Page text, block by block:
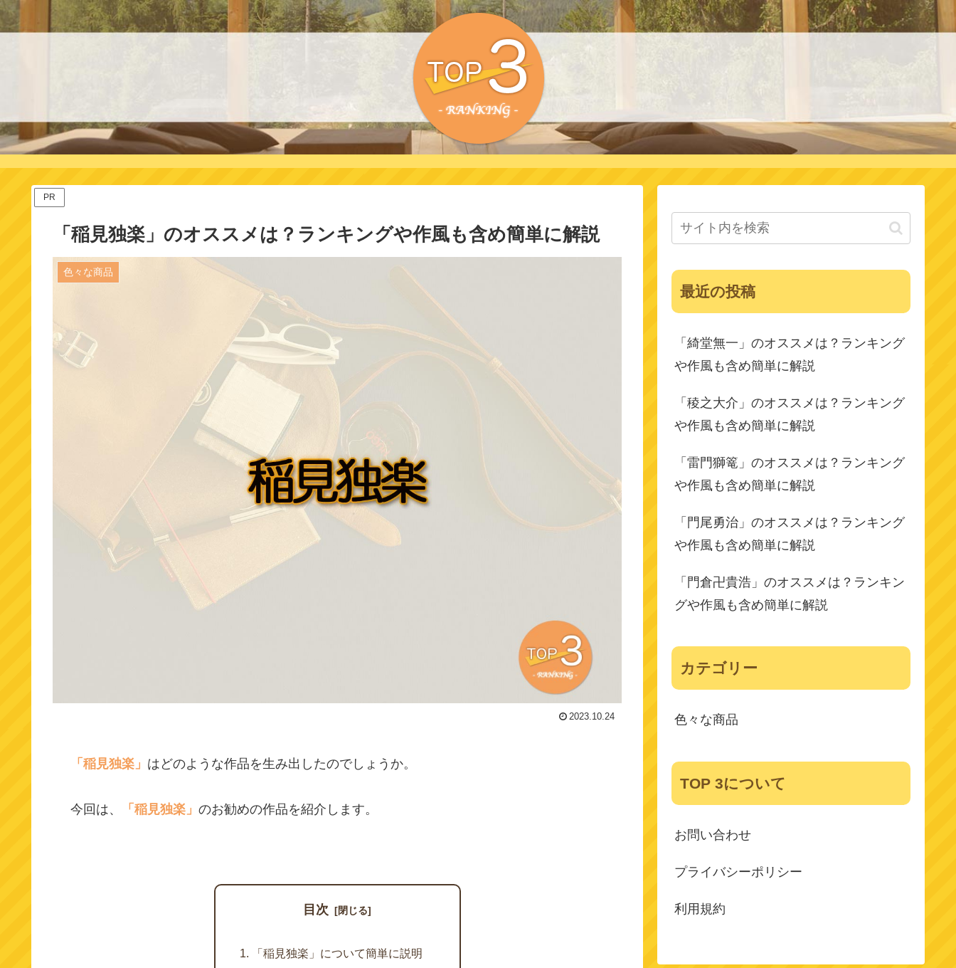
PR
「稲見独楽」のオススメは？ランキングや作風も含め簡単に解説
色々な商品
2023.10.24
「稲見独楽」 はどのような作品を生み出したのでしょうか。
今回は、 「稲見独楽」のお勧めの作品を紹介します。
目次
「稲見独楽」について簡単に説明
最近の投稿
「綺堂無一」のオススメは？ランキング
や作風も含め簡単に解説
「稜之大介」のオススメは？ランキング
や作風も含め簡単に解説
「雷門獅篭」のオススメは？ランキング
や作風も含め簡単に解説
「門尾勇治」のオススメは？ランキング
や作風も含め簡単に解説
「門倉卍貴浩」のオススメは？ランキン
グや作風も含め簡単に解説
カテゴリー
色々な商品
TOP 3について
お問い合わせ
プライバシーポリシー
利用規約